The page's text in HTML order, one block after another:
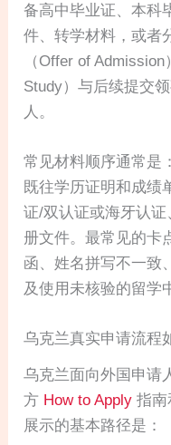
备高中毕业证、本科
件、转学材料，或者
（Offer of
Study）与后续提交
人。
常见材料顺序通常是
既往学历证明和成绩
证/双认证或海牙认
册文件。最常见的卡
函、姓名拼写不一致
及使用未核验的留学
乌克兰真实申请流程
乌克兰面向外国申请
方 How to Apply 指
展示的基本路径是：